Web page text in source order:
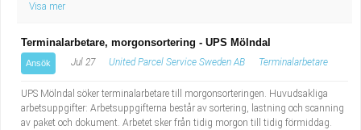
Visa mer
Terminalarbetare, morgonsortering - UPS Mölndal
Ansök Jul 27 United Parcel Service Sweden AB Terminalarbetare
UPS Mölndal söker terminalarbetare till morgonsorteringen. Huvudsakliga
arbetsuppgifter: Arbetsuppgifterna består av sortering, lastning och scanning
av paket och dokument. Arbetet sker från tidig morgon till tidig förmiddag.